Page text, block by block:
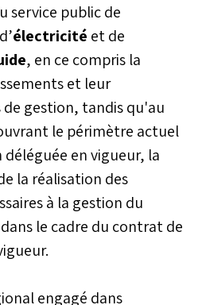
la Région.
service public de
électricité et de
, en ce compris la
et leur
gestion, tandis qu'au
le périmètre actuel
en vigueur, la
la réalisation des
à la gestion du
le cadre du contrat de
engagé dans